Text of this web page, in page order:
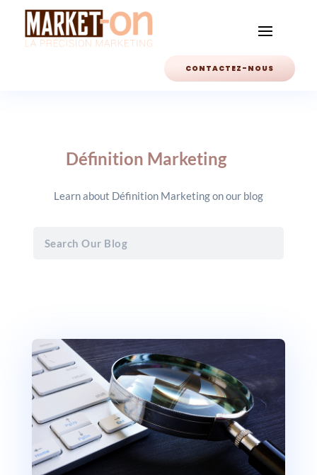
CONTACTEZ-NOUS
Définition Marketing
Learn about Définition Marketing on our blog